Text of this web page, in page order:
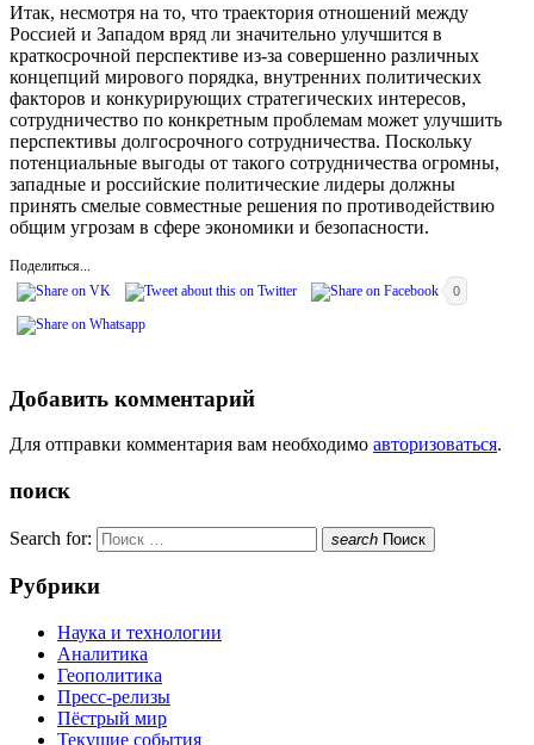
Итак, несмотря на то, что траектория отношений между
Россией и Западом вряд ли значительно улучшится в
краткосрочной перспективе из-за совершенно различных
концепций мирового порядка, внутренних политических
факторов и конкурирующих стратегических интересов,
сотрудничество по конкретным проблемам может улучшить
перспективы долгосрочного сотрудничества. Поскольку
потенциальные выгоды от такого сотрудничества огромны,
западные и российские политические лидеры должны
принять смелые совместные решения по противодействию
общим угрозам в сфере экономики и безопасности.
Поделиться...
0
Добавить комментарий
Для отправки комментария вам необходимо авторизоваться.
поиск
Search for: search Поиск
Рубрики
Наука и технологии
Аналитика
Геополитика
Пресс-релизы
Пёстрый мир
Текущие события